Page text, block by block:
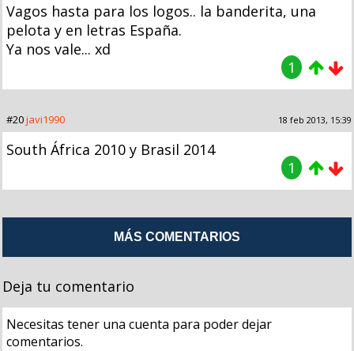
Vagos hasta para los logos.. la banderita, una
pelota y en letras España.
Ya nos vale... xd
1
#20javi1990 18 feb 2013, 15:39
South África 2010 y Brasil 2014
1
MÁS COMENTARIOS
Deja tu comentario
Necesitas tener una cuenta para poder dejar
comentarios.